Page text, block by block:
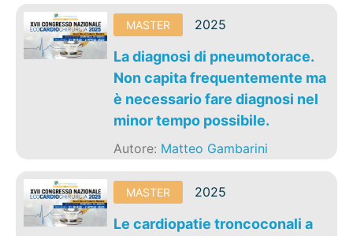
MASTER 2025
La diagnosi di pneumotorace.
Non capita frequentemente ma
è necessario fare diagnosi nel
minor tempo possibile.
Autore: Matteo Gambarini
MASTER 2025
Le cardiopatie troncoconali a